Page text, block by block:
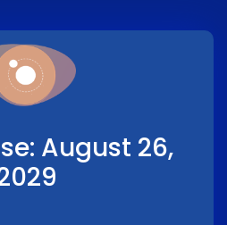
August 26,